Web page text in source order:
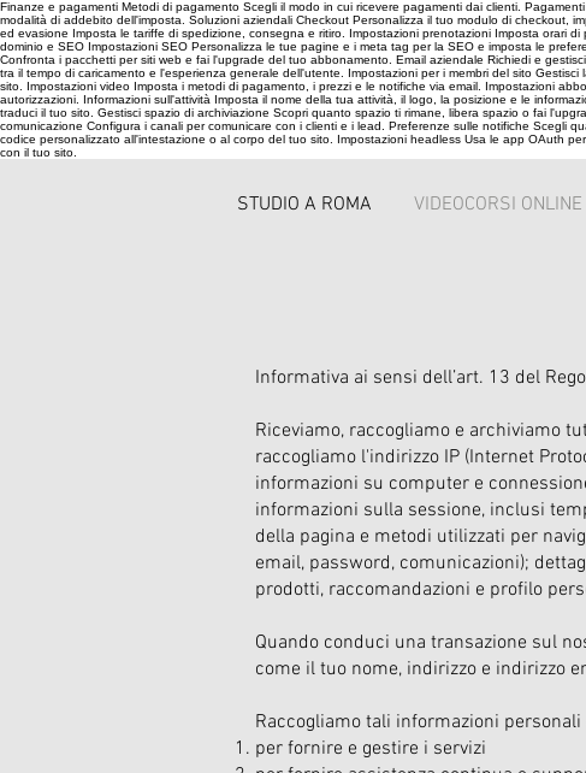
Finanze e pagamenti Metodi di pagamento Scegli il modo in cui ricevere pagamenti dai clienti.
modalità di addebito dell'imposta. Soluzioni aziendali Checkout Personalizza il tuo modulo di checkout,
ed evasione Imposta le tariffe di spedizione, consegna e ritiro. Impostazioni prenotazioni Imposta orari
dominio e SEO Impostazioni SEO Personalizza le tue pagine e i meta tag per la SEO e imposta le
Confronta i pacchetti per siti web e fai l'upgrade del tuo abbonamento. Email aziendale Richiedi e
tra il tempo di caricamento e l'esperienza generale dell'utente. Impostazioni per i membri del sito
sito. Impostazioni video Imposta i metodi di pagamento, i prezzi e le notifiche via email. Impostazioni
autorizzazioni. Informazioni sull'attività Imposta il nome della tua attività, il logo, la posizione e le
traduci il tuo sito. Gestisci spazio di archiviazione Scopri quanto spazio ti rimane, libera spazio o fai
comunicazione Configura i canali per comunicare con i clienti e i lead. Preferenze sulle notifiche Scegli
codice personalizzato all'intestazione o al corpo del tuo sito. Impostazioni headless Usa le app OAuth
con il tuo sito.
STUDIO A ROMA VIDEOCORSI ONLINE
Informativa ai sensi dell’art. 13 del
Riceviamo, raccogliamo e archiviamo
raccogliamo l'indirizzo IP (Internet
informazioni su computer e
informazioni sulla sessione, inclusi
della pagina e metodi utilizzati per
email, password, comunicazioni);
prodotti, raccomandazioni e profilo
Quando conduci una transazione sul
come il tuo nome, indirizzo e indirizzo
Raccogliamo tali informazioni
per fornire e gestire i servizi